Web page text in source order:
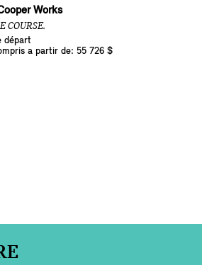
Works
COURSE.
départ
a partir de: 55 726 $